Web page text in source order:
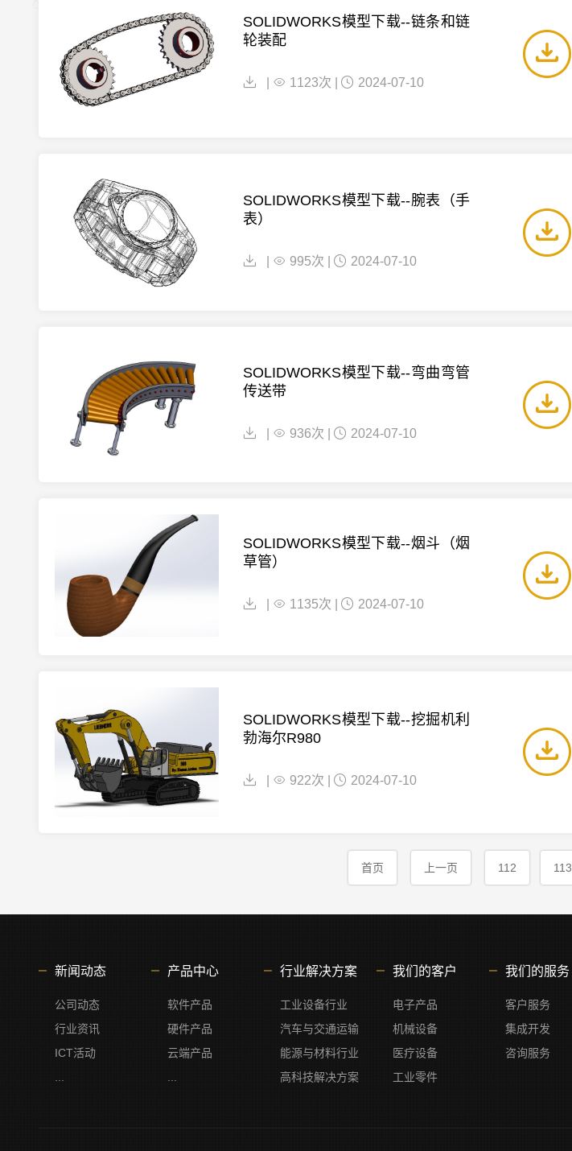
SOLIDWORKS模型下载--链条和链
轮装配
1123次 | 2024-07-10
SOLIDWORKS模型下载--腕表（手
表）
995次 | 2024-07-10
SOLIDWORKS模型下载--弯曲弯管
传送带
936次 | 2024-07-10
SOLIDWORKS模型下载--烟斗（烟
草管）
1135次 | 2024-07-10
SOLIDWORKS模型下载--挖掘机利
勃海尔R980
922次 | 2024-07-10
首页 上一页 112 113
新闻动态
公司动态
行业资讯
ICT活动
产品中心
软件产品
硬件产品
云端产品
行业解决方案
工业设备行业
汽车与交通运输
能源与材料行业
高科技解决方案
我们的客户
电子产品
机械设备
医疗设备
工业零件
我们的服务
客户服务
集成开发
咨询服务